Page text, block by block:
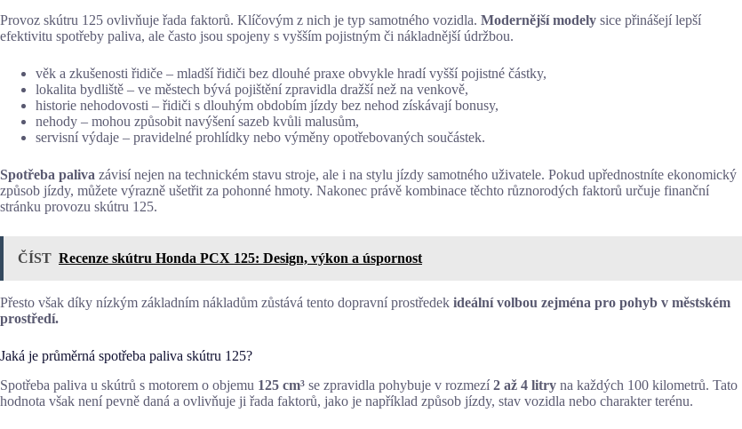
Provoz skútru 125 ovlivňuje řada faktorů. Klíčovým z nich je typ samotného vozidla. Modernější modely sice přinášejí lepší
efektivitu spotřeby paliva, ale často jsou spojeny s vyšším pojistným či nákladnější údržbou.
věk a zkušenosti řidiče – mladší řidiči bez dlouhé praxe obvykle hradí vyšší pojistné částky,
lokalita bydliště – ve městech bývá pojištění zpravidla dražší než na venkově,
historie nehodovosti – řidiči s dlouhým obdobím jízdy bez nehod získávají bonusy,
nehody – mohou způsobit navýšení sazeb kvůli malusům,
servisní výdaje – pravidelné prohlídky nebo výměny opotřebovaných součástek.
Spotřeba paliva závisí nejen na technickém stavu stroje, ale i na stylu jízdy samotného uživatele. Pokud upřednostníte ekonomický
způsob jízdy, můžete výrazně ušetřit za pohonné hmoty. Nakonec právě kombinace těchto různorodých faktorů určuje finanční
stránku provozu skútru 125.
ČÍST Recenze skútru Honda PCX 125: Design, výkon a úspornost
Přesto však díky nízkým základním nákladům zůstává tento dopravní prostředek ideální volbou zejména pro pohyb v městském
prostředí.
Jaká je průměrná spotřeba paliva skútru 125?
Spotřeba paliva u skútrů s motorem o objemu 125 cm³ se zpravidla pohybuje v rozmezí 2 až 4 litry na každých 100 kilometrů. Tato
hodnota však není pevně daná a ovlivňuje ji řada faktorů, jako je například způsob jízdy, stav vozidla nebo charakter terénu.